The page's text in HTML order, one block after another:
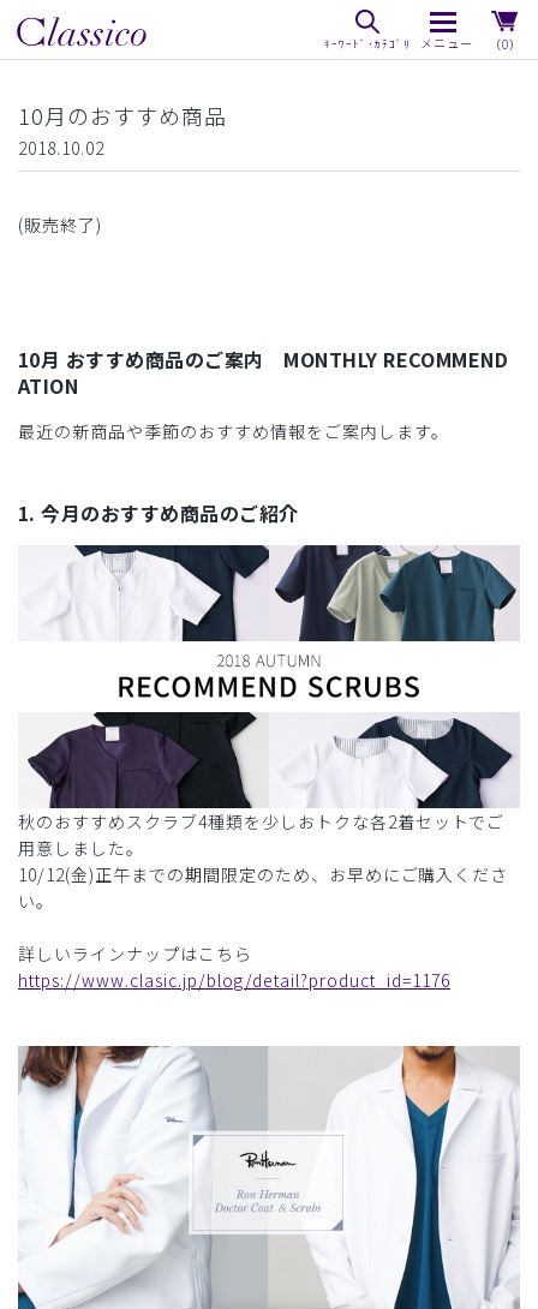
（0）
10月のおすすめ商品
2018.10.02
(販売終了)
10月 おすすめ商品のご案内 MONTHLY RECOMMEND
ATION
最近の新商品や季節のおすすめ情報をご案内します。
1. 今月のおすすめ商品のご紹介
秋のおすすめスクラブ4種類を少しおトクな各2着セットでご
用意しました。
10/12(金)正午までの期間限定のため、お早めにご購入くださ
い。
詳しいラインナップはこちら
https://www.clasic.jp/blog/detail?product_id=1176